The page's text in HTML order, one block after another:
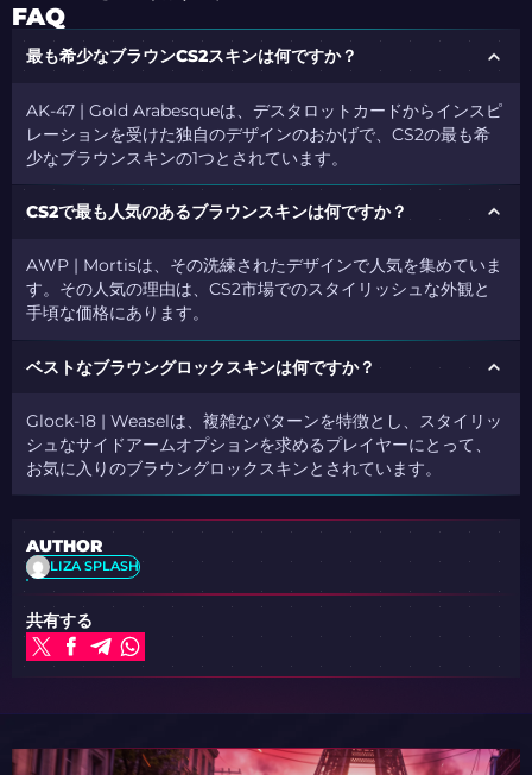
FAQ
最も希少なブラウンCS2スキンは何ですか？
AK-47 | Gold Arabesqueは、デスタロットカードからインスピ
レーションを受けた独自のデザインのおかげで、CS2の最も希
少なブラウンスキンの1つとされています。
CS2で最も人気のあるブラウンスキンは何ですか？
AWP | Mortisは、その洗練されたデザインで人気を集めていま
す。その人気の理由は、CS2市場でのスタイリッシュな外観と
手頃な価格にあります。
ベストなブラウングロックスキンは何ですか？
Glock-18 | Weaselは、複雑なパターンを特徴とし、スタイリッ
シュなサイドアームオプションを求めるプレイヤーにとって、
お気に入りのブラウングロックスキンとされています。
AUTHOR
LIZA SPLASH
共有する